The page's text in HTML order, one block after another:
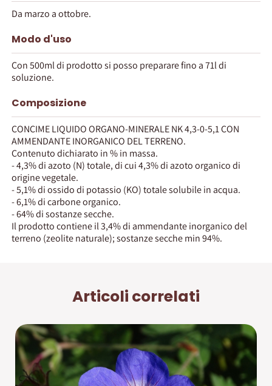
Da marzo a ottobre.
Modo d'uso
Con 500ml di prodotto si posso preparare fino a 71l di
soluzione.
Composizione
CONCIME LIQUIDO ORGANO-MINERALE NK 4,3-0-5,1 CON
AMMENDANTE INORGANICO DEL TERRENO.
Contenuto dichiarato in % in massa.
- 4,3% di azoto (N) totale, di cui 4,3% di azoto organico di
origine vegetale.
- 5,1% di ossido di potassio (KO) totale solubile in acqua.
- 6,1% di carbone organico.
- 64% di sostanze secche.
Il prodotto contiene il 3,4% di ammendante inorganico del
terreno (zeolite naturale); sostanze secche min 94%.
Articoli correlati